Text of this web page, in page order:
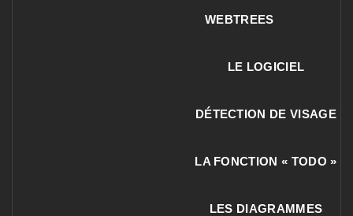
WEBTREES
LE LOGICIEL
DÉTECTION DE VISAGE
LA FONCTION « TODO »
LES DIAGRAMMES